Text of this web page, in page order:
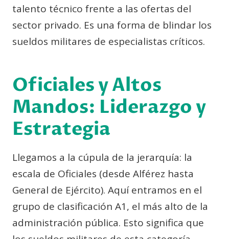
talento técnico frente a las ofertas del
sector privado. Es una forma de blindar los
sueldos militares de especialistas críticos.
Oficiales y Altos
Mandos: Liderazgo y
Estrategia
Llegamos a la cúpula de la jerarquía: la
escala de Oficiales (desde Alférez hasta
General de Ejército). Aquí entramos en el
grupo de clasificación A1, el más alto de la
administración pública. Esto significa que